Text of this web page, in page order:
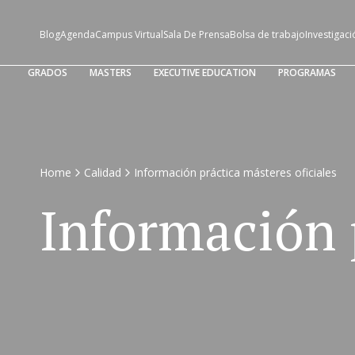
GRADOS MASTERS EXECUTIVE EDUCATION PROGRAMAS
BlogAgendaCampus VirtualSala De PrensaBolsa de trabajo
Home Calidad Información práctica másteres oficiales
Información